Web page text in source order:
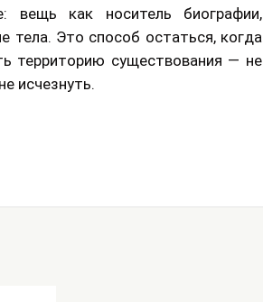
вещь как носитель биографии,
тела. Это способ остаться, когда
территорию существования — не
исчезнуть.